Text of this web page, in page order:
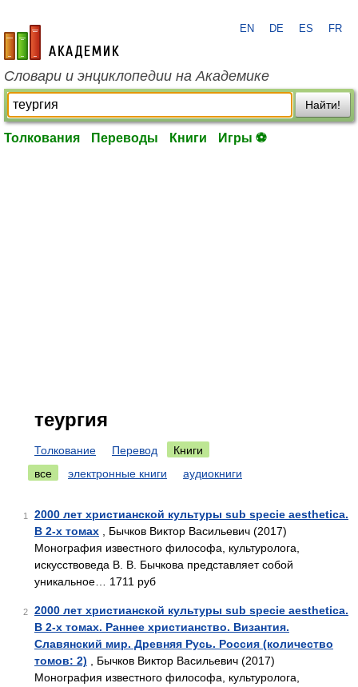
academic.ru
EN DE ES FR
Словари и энциклопедии на Академике
Найти!
Толкования Переводы Книги Игры ⚽
теургия
Толкование Перевод
Книги
все
электронные книги аудиокниги
1
2000 лет христианской культуры sub specie aesthetica.
В 2-х томах , Бычков Виктор Васильевич (2017)
Монография известного философа, культуролога,
искусствоведа В. В. Бычкова представляет собой
уникальное… 1711 руб
2
2000 лет христианской культуры sub specie aesthetica.
В 2-х томах. Раннее христианство. Византия.
Славянский мир. Древняя Русь. Россия (количество
томов: 2) , Бычков Виктор Васильевич (2017)
Монография известного философа, культуролога,